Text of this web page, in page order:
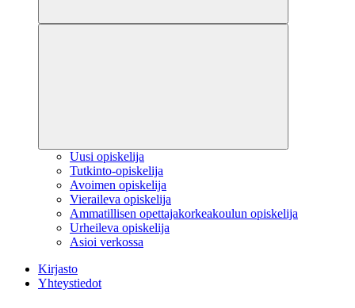
Uusi opiskelija
Tutkinto-opiskelija
Avoimen opiskelija
Vieraileva opiskelija
Ammatillisen opettajakorkeakoulun opiskelija
Urheileva opiskelija
Asioi verkossa
Kirjasto
Yhteystiedot